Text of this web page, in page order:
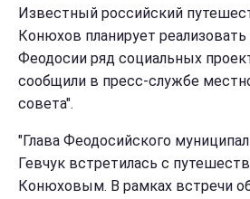
Известный российский
Конюхов планирует
Феодосии ряд социальных
сообщили в пресс-службе
совета".
"Глава Феодосийского
Гевчук встретилась с
Конюховым. В рамках встречи